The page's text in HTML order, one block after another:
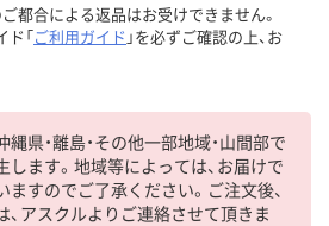
ご都合による返品はお受けできません。
ド「ご利用ガイド 」を必ずご確認の上、お
県・離島・その他一部地域・山間部で
ます。地域等によっては、お届けで
すのでご了承ください。ご注文後、
、アスクルよりご連絡させて頂きま